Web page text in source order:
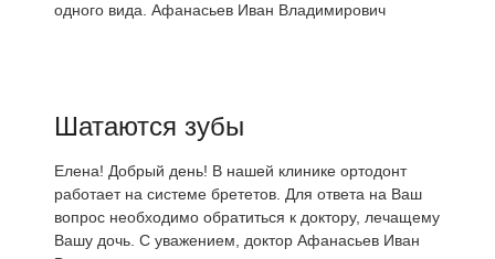
одного вида. Афанасьев Иван Владимирович
Шатаются зубы
Елена! Добрый день! В нашей клинике ортодонт
работает на системе брететов. Для ответа на Ваш
вопрос необходимо обратиться к доктору, лечащему
Вашу дочь. С уважением, доктор Афанасьев Иван